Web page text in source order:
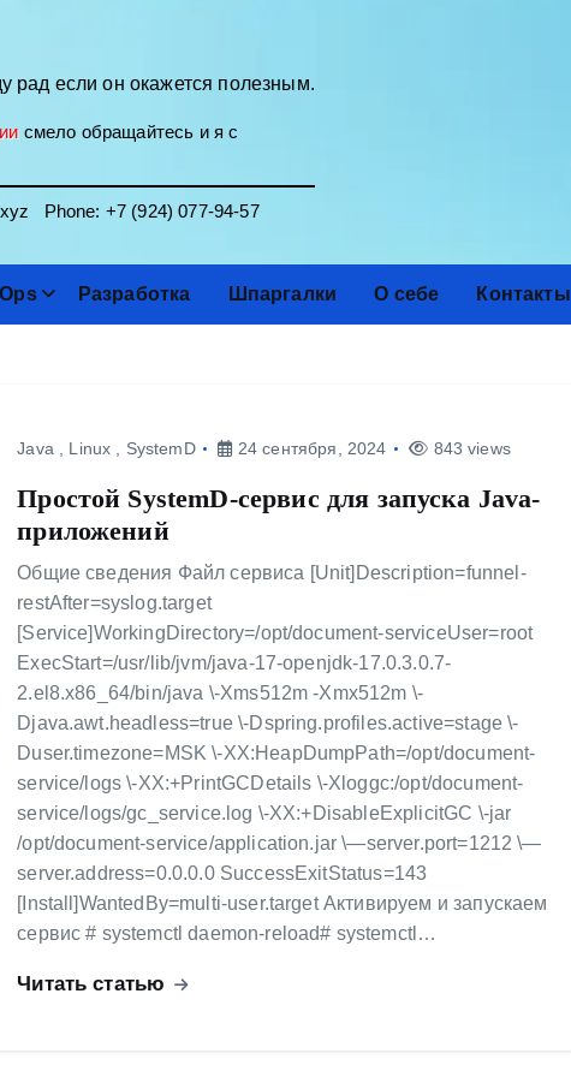
рад если он окажется полезным.
смело обращайтесь и я с
Phone: +7 (924) 077-94-57
Разработка Шпаргалки О себе Контакты
Java Linux SystemD 24 сентября, 2024 843 views
Простой SystemD-сервис для запуска Java-
приложений
Общие сведения Файл сервиса [Unit]Description=funnel-
restAfter=syslog.target
[Service]WorkingDirectory=/opt/document-serviceUser=root
ExecStart=/usr/lib/jvm/java-17-openjdk-17.0.3.0.7-
2.el8.x86_64/bin/java \-Xms512m -Xmx512m \-
Djava.awt.headless=true \-Dspring.profiles.active=stage \-
Duser.timezone=MSK \-XX:HeapDumpPath=/opt/document-
service/logs \-XX:+PrintGCDetails \-Xloggc:/opt/document-
service/logs/gc_service.log \-XX:+DisableExplicitGC \-jar
/opt/document-service/application.jar \—server.port=1212 \—
server.address=0.0.0.0 SuccessExitStatus=143
[Install]WantedBy=multi-user.target Активируем и запускаем
сервис # systemctl daemon-reload# systemctl…
Читать статью